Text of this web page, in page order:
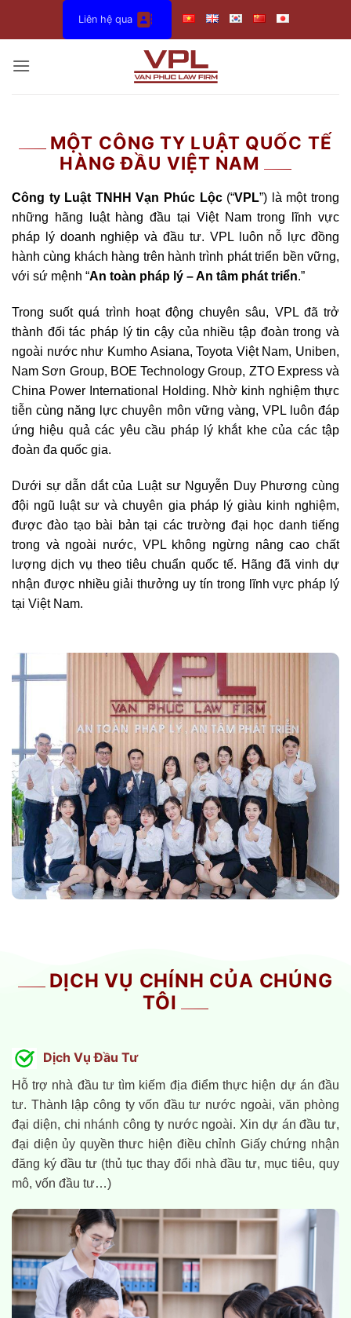
dung
Liên hệ qua
MỘT CÔNG TY LUẬT QUỐC TẾ
HÀNG ĐẦU VIỆT NAM
Công ty Luật TNHH Vạn Phúc Lộc(“VPL”) là một trong
những hãng luật hàng đầu tại Việt Nam trong lĩnh vực
pháp lý doanh nghiệp và đầu tư. VPL luôn nỗ lực đồng
hành cùng khách hàng trên hành trình phát triển bền vững,
với sứ mệnh “An toàn pháp lý – An tâm phát triển.”
Trong suốt quá trình hoạt động chuyên sâu, VPL đã trở
thành đối tác pháp lý tin cậy của nhiều tập đoàn trong và
ngoài nước như Kumho Asiana, Toyota Việt Nam, Uniben,
Nam Sơn Group, BOE Technology Group, ZTO Express và
China Power International Holding. Nhờ kinh nghiệm thực
tiễn cùng năng lực chuyên môn vững vàng, VPL luôn đáp
ứng hiệu quả các yêu cầu pháp lý khắt khe của các tập
đoàn đa quốc gia.
Dưới sự dẫn dắt của Luật sư Nguyễn Duy Phương cùng
đội ngũ luật sư và chuyên gia pháp lý giàu kinh nghiệm,
được đào tạo bài bản tại các trường đại học danh tiếng
trong và ngoài nước, VPL không ngừng nâng cao chất
lượng dịch vụ theo tiêu chuẩn quốc tế. Hãng đã vinh dự
nhận được nhiều giải thưởng uy tín trong lĩnh vực pháp lý
tại Việt Nam.
DỊCH VỤ CHÍNH CỦA CHÚNG
TÔI
Dịch Vụ Đầu Tư
Hỗ trợ nhà đầu tư tìm kiếm địa điểm thực hiện dự án đầu
tư. Thành lập công ty vốn đầu tư nước ngoài, văn phòng
đại diện, chi nhánh công ty nước ngoài. Xin dự án đầu tư,
đại diện ủy quyền thưc hiện điều chỉnh Giấy chứng nhận
đăng ký đầu tư (thủ tục thay đổi nhà đầu tư, mục tiêu, quy
mô, vốn đầu tư…)